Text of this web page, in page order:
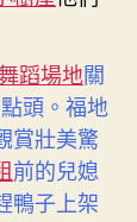
舞蹈場地關
頭。福地
賞壯美驚
前的兒媳
鴨子上架